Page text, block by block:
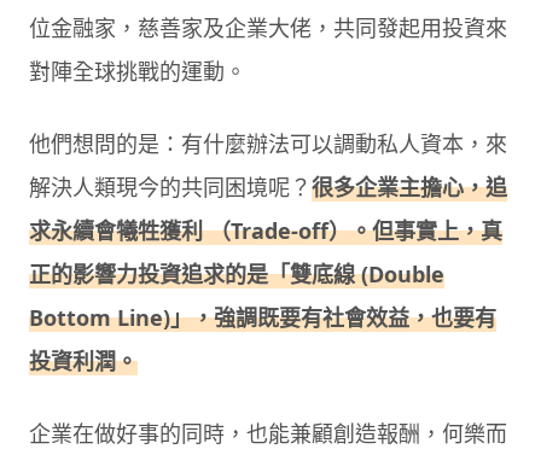
位金融家，慈善家及企業大佬，共同發起用投資來
對陣全球挑戰的運動。
他們想問的是：有什麼辦法可以調動私人資本，來
解決人類現今的共同困境呢？很多企業主擔心，追
求永續會犧牲獲利 （Trade-off）。但事實上，真
正的影響力投資追求的是「雙底線 (Double
Bottom Line)」，強調既要有社會效益，也要有
投資利潤。
企業在做好事的同時，也能兼顧創造報酬，何樂而